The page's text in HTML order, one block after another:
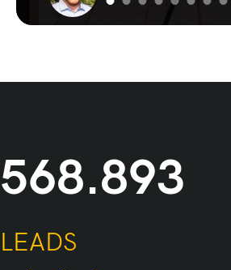
1.000.000
LEADS GÉNÉRÉS